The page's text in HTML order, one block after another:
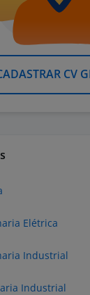
CV
Elétrica
Industrial
Industrial